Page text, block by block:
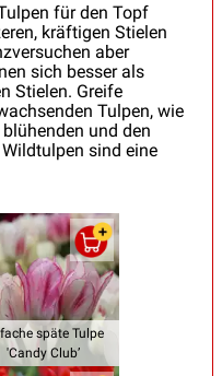
für den Topf
kräftigen Stielen
aber
sich besser als
Stielen. Greife
Tulpen, wie
und den
sind eine
späte Tulpe
'Candy Club’